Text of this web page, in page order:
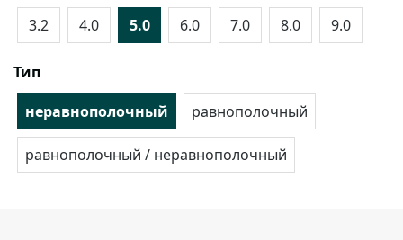
3.2 4.0 5.0 6.0 7.0 8.0 9.0
Тип
неравнополочный
равнополочный
равнополочный / неравнополочный